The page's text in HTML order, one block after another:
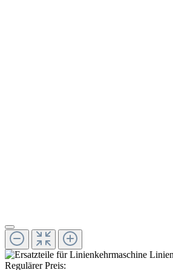
Regulärer Preis: